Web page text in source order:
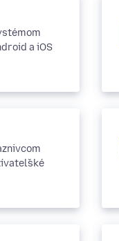
a iOS